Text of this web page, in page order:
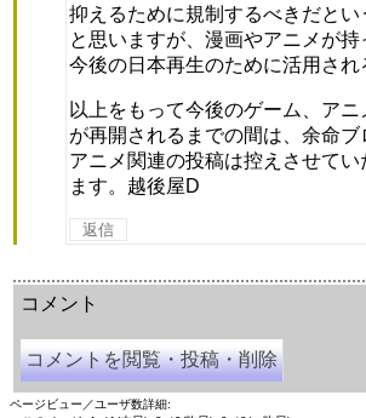
抑えるために規制するべきだとい
と思いますが、漫画やアニメが
今後の日本再生のために活用され
以上をもって今後のゲーム、ア
が再開されるまでの間は、余命ブ
アニメ関連の投稿は控えさせて
ます。越後屋D
返信
コメント
コメントを閲覧・投稿・削除
ページビュー／ユーザ数詳細: